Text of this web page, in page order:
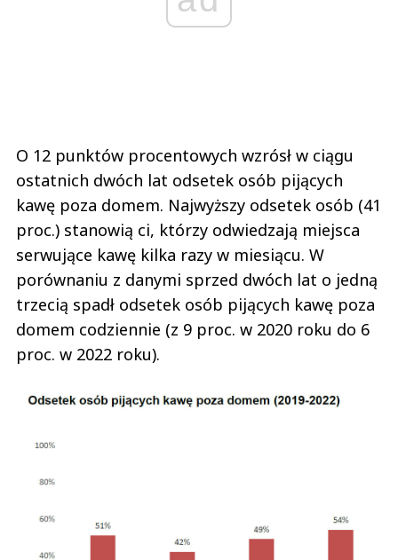
O 12 punktów procentowych wzrósł w ciągu
ostatnich dwóch lat odsetek osób pijących
kawę poza domem. Najwyższy odsetek osób (41
proc.) stanowią ci, którzy odwiedzają miejsca
serwujące kawę kilka razy w miesiącu. W
porównaniu z danymi sprzed dwóch lat o jedną
trzecią spadł odsetek osób pijących kawę poza
domem codziennie (z 9 proc. w 2020 roku do 6
proc. w 2022 roku).